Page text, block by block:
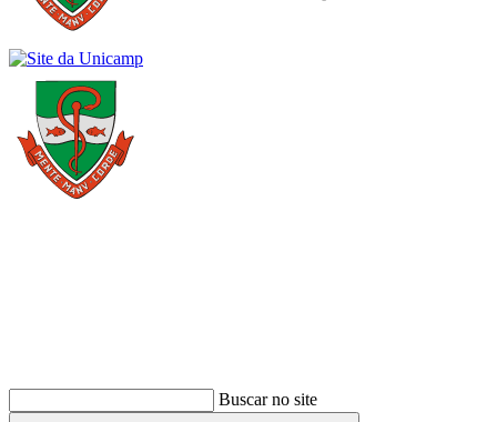
Buscar no site